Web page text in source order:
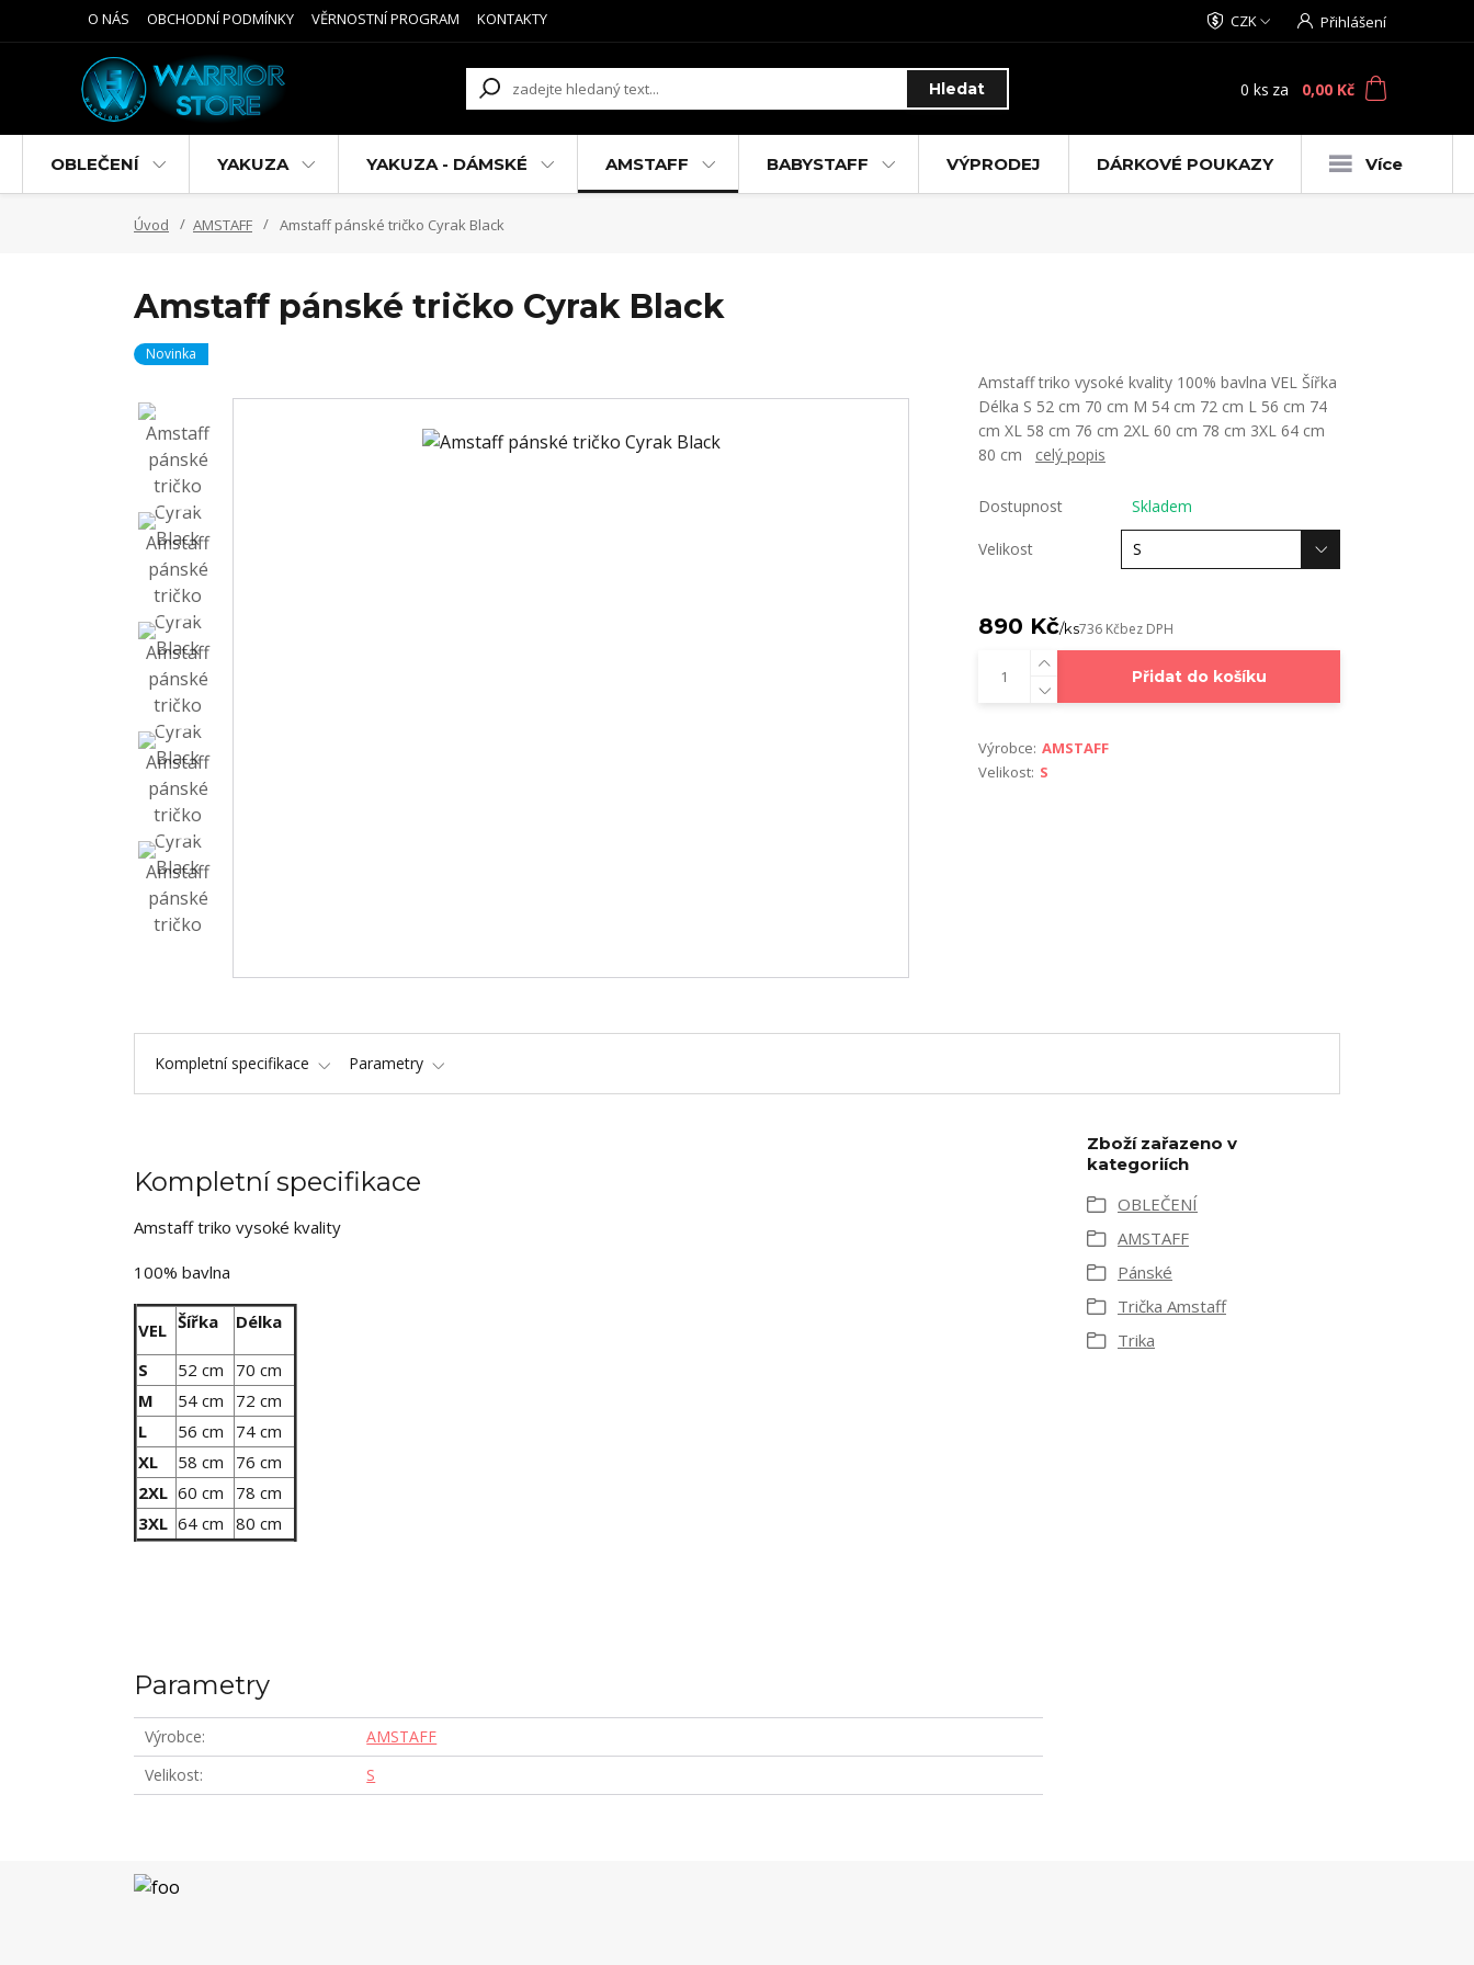
O NÁS OBCHODNÍ PODMÍNKY VĚRNOSTNÍ PROGRAM KONTAKTY CZK Přihlášení
Hledat 0 ks za 0,00 Kč
OBLEČENÍ YAKUZA YAKUZA - DÁMSKÉ AMSTAFF BABYSTAFF VÝPRODEJ DÁRKOVÉ POUKAZY Více
Úvod AMSTAFF Amstaff pánské tričko Cyrak Black
Amstaff pánské tričko Cyrak Black
Novinka
Amstaff triko vysoké kvality 100% bavlna VEL Šířka
Délka S 52 cm 70 cm M 54 cm 72 cm L 56 cm 74
cm XL 58 cm 76 cm 2XL 60 cm 78 cm 3XL 64 cm
80 cm celý popis
Dostupnost Skladem
Velikost
890 Kč/ks736 Kčbez DPH
Přidat do košíku
Výrobce: AMSTAFF
Velikost: S
Kompletní specifikace Parametry
Kompletní specifikace
Amstaff triko vysoké kvality
100% bavlna
VEL Šířka Délka
S 52 cm
70 cm
M
54 cm
72 cm
L
56 cm
74 cm
XL
58 cm
76 cm
2XL 60 cm
78 cm
3XL 64 cm 80 cm
Parametry
Výrobce
AMSTAFF
Velikost
S
Zboží zařazeno v
kategoriích
OBLEČENÍ
AMSTAFF
Pánské
Trička Amstaff
Trika